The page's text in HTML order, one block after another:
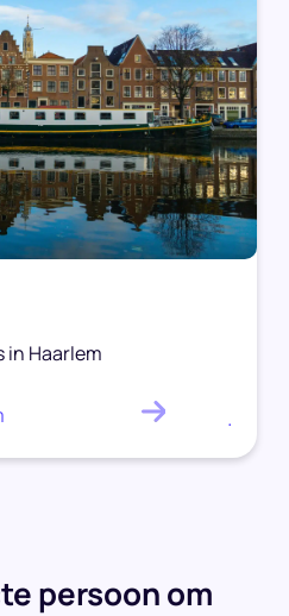
in Haarlem
.
persoon om